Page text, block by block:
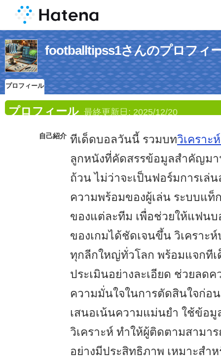
footballtipss1さんのプロフィ
プロフィール
プロフィール 最終更新日: 2025/12/20
自己紹介 ทีเด็ดบอลวันนี้ รวมบทวิเคราะ
ลูกหนังที่คัดสรรข้อมูลสำคัญม
ถ้วน ไม่ว่าจะเป็นฟอร์มการเล่
ความพร้อมของผู้เล่น ระบบแท็
ของแต่ละทีม เพื่อช่วยให้แฟน
ของเกมได้ชัดเจนขึ้น วิเคราะ
ทุกลีกใหญ่ทั่วโลก พร้อมแจกที
ประเมินอย่างละเอียด ช่วยลดค
ความมั่นใจในการตัดสินใจก่อ
เสนอเน้นความแม่นยำ ใช้ข้อมู
วิเคราะห์ ทำให้ผู้ติดตามสามา
อย่างมีประสิทธิภาพ เหมาะสำ